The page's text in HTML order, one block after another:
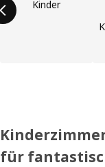
Kinder
für